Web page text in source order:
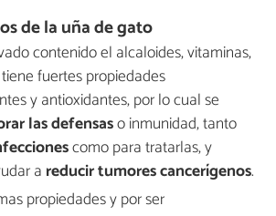
de la uña de gato
contenido el alcaloides, vitaminas,
fuertes propiedades
y antioxidantes, por lo cual se
las defensaso inmunidad, tanto
como para tratarlas, y
a reducir tumores cancerígenos.
propiedades y por ser